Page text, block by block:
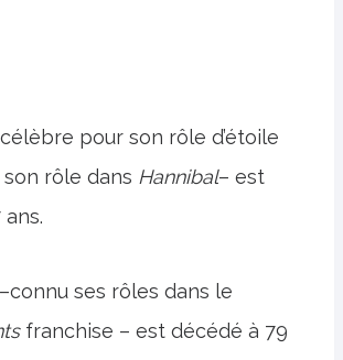
pour son rôle d’étoile
rôle dans Hannibal– est
–connu ses rôles dans le
franchise – est décédé à 79